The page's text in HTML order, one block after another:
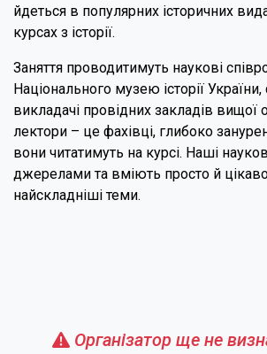
йдеться в популярних історичних
курсах з історії.
Заняття проводитимуть наукові
Національного музею історії
викладачі провідних закладів вищої
лектори – це фахівці, глибоко
вони читатимуть на курсі. Наші
джерелами та вміють просто й
найскладніші теми.
Організатор ще не